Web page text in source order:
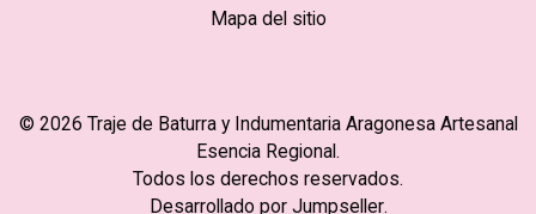
Mapa del sitio
© 2026 Traje de Baturra y Indumentaria Aragonesa Artesanal
Esencia Regional.
Todos los derechos reservados.
Desarrollado por Jumpseller.